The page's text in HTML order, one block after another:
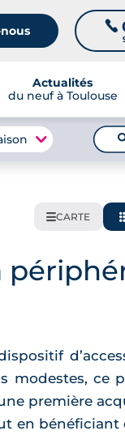
📞
Actualités
du neuf à Toulouse
🌍CARTE
modestes, ce
première
en bénéficiant